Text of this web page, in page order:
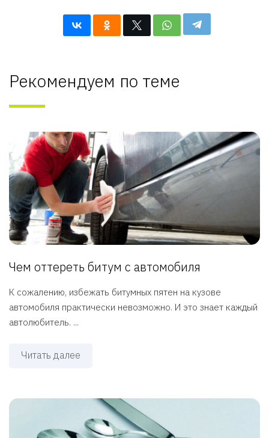
Рекомендуем по теме
Чем оттереть битум с автомобиля
К сожалению, избежать битумных пятен на кузове
автомобиля практически невозможно. И это знает каждый
автолюбитель. ...
Читать далее